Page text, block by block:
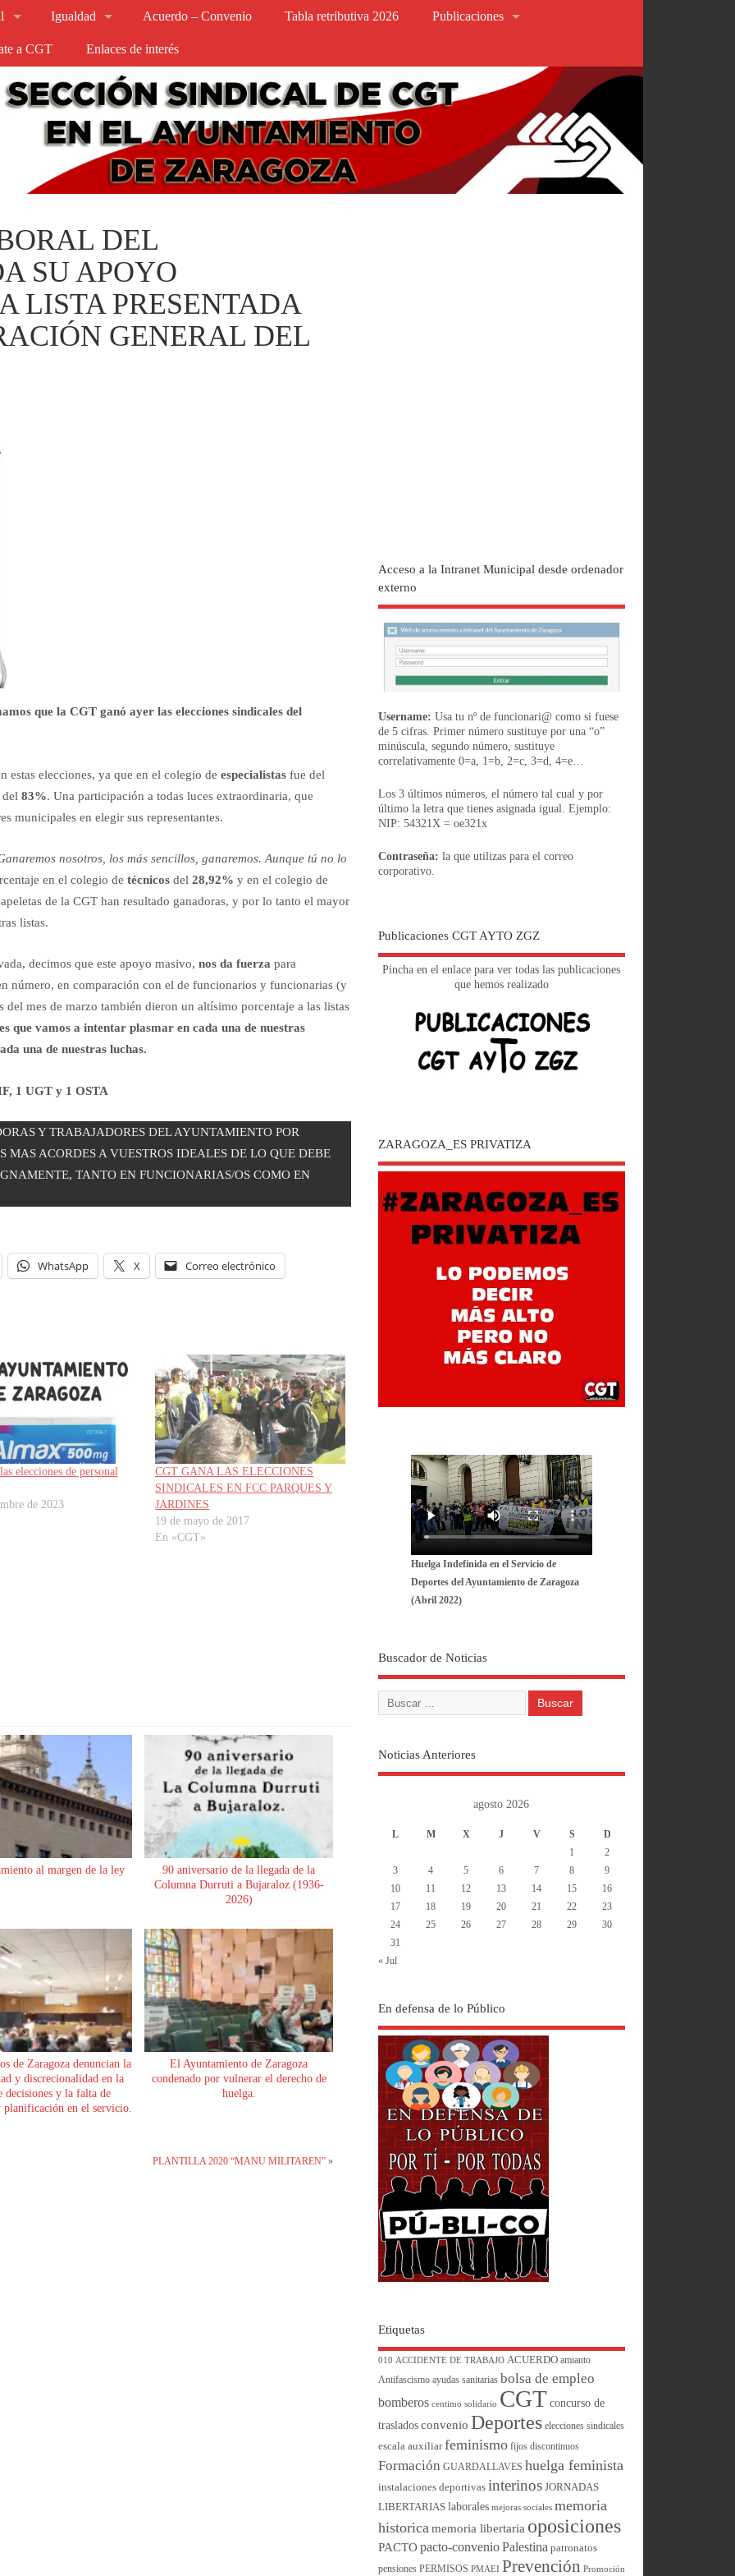
Igualdad Acuerdo – Convenio Tabla retributiva 2026 Publicaciones
a CGT Enlaces de interés
DEL
SU APOYO
LISTA PRESENTADA
GENERAL DEL
que la CGT ganó ayer las elecciones sindicales del
estas elecciones, ya que en el colegio deespecialistas fue del
del83%. Una participación a todas luces extraordinaria, que
municipales en elegir sus representantes.
nosotros, los más sencillos, ganaremos. Aunque tú no lo
en el colegio detécnicos del28,92% y en el colegio de
de la CGT han resultado ganadoras, y por lo tanto el mayor
listas.
decimos que este apoyo masivo,nos da fuerza para
número, en comparación con el de funcionarios y funcionarias (y
del mes de marzo también dieron un altísimo porcentaje a las listas
que vamos a intentar plasmar en cada una de nuestras
una de nuestras luchas.
1 UGT y 1 OSTA
Y TRABAJADORES DEL AYUNTAMIENTO POR
MAS ACORDES A VUESTROS IDEALES DE LO QUE DEBE
TANTO EN FUNCIONARIAS/OS COMO EN
WhatsApp X Correo electrónico
elecciones de personal
de 2023
CGT GANA LAS ELECCIONES
SINDICALES EN FCC PARQUES Y
JARDINES
19 de mayo de 2017
En «CGT»
al margen de la ley
90 aniversario de la llegada de la
Columna Durruti a Bujaraloz (1936-
2026)
de Zaragoza denuncian la
y discrecionalidad en la
decisiones y la falta de
en el servicio.
El Ayuntamiento de Zaragoza
condenado por vulnerar el derecho de
huelga.
PLANTILLA 2020 “MANU MILITAREN” »
Acceso a la Intranet Municipal desde ordenador
externo
Username: Usa tu nº de funcionari@ como si fuese
de 5 cifras. Primer número sustituye por una “o”
minúscula, segundo número, sustituye
correlativamente 0=a, 1=b, 2=c, 3=d, 4=e…
Los 3 últimos números, el número tal cual y por
último la letra que tienes asignada igual. Ejemplo:
NIP: 54321X = oe321x
Contraseña: la que utilizas para el correo
corporativo.
Publicaciones CGT AYTO ZGZ
Pincha en el enlace para ver todas las publicaciones
que hemos realizado
ZARAGOZA_ES PRIVATIZA
Huelga Indefinida en el Servicio de
Deportes del Ayuntamiento de Zaragoza
(Abril 2022)
Buscador de Noticias
Noticias Anteriores
agosto 2026
L M X J V S
D
1
2
3
4 5 6 7 8
9
10
11 12 13 14 15
16
17
18 19 20 21 22
23
24
25 26 27 28 29
30
31
« Jul
En defensa de lo Público
Etiquetas
010 ACCIDENTE DE TRABAJO ACUERDO amianto
Antifascismo ayudas sanitarias bolsa de empleo
bomberos centimo solidario CGT concurso de
traslados convenio Deportes elecciones sindicales
escala auxiliar feminismo fijos discontinuos
Formación GUARDALLAVES huelga feminista
instalaciones deportivas interinos JORNADAS
LIBERTARIAS laborales mejoras sociales memoria
historica memoria libertaria oposiciones
PACTO pacto-convenio Palestina patronatos
pensiones PERMISOS PMAEI Prevención Promoción